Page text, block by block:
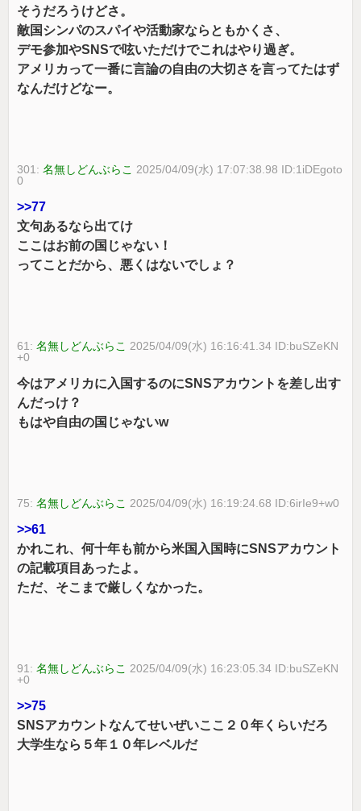
そうだろうけどさ。
敵国シンパのスパイや活動家ならともかくさ、
デモ参加やSNSで呟いただけでこれはやり過ぎ。
アメリカって一番に言論の自由の大切さを言ってたはず
なんだけどなー。
301:名無しどんぶらこ 2025/04/09(水) 17:07:38.98 ID:1iDEgoto
0
>>77
文句あるなら出てけ
ここはお前の国じゃない！
ってことだから、悪くはないでしょ？
61:名無しどんぶらこ 2025/04/09(水) 16:16:41.34 ID:buSZeKN
+0
今はアメリカに入国するのにSNSアカウントを差し出す
んだっけ？
もはや自由の国じゃないw
75:名無しどんぶらこ 2025/04/09(水) 16:19:24.68 ID:6irIe9+w0
>>61
かれこれ、何十年も前から米国入国時にSNSアカウント
の記載項目あったよ。
ただ、そこまで厳しくなかった。
91:名無しどんぶらこ 2025/04/09(水) 16:23:05.34 ID:buSZeKN
+0
>>75
SNSアカウントなんてせいぜいここ２０年くらいだろ
大学生なら５年１０年レベルだ